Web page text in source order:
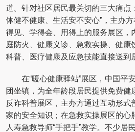
道。针对社区居民最关切的三大痛点
体健不健康、生活安不安心”，主办
得见、学得会、用得上的服务展区，
庭防火、健康义诊、急救实操、健康
科普、医疗健康及应急技能直接送到
在“暖心健康驿站”展区，中国平
团坐镇，为全年龄段居民提供免费健
反诈科普展区，主办方通过互动形式
家的安全知识；在急救实操展区的心
人寿急救导师“手把手”教学。不少居